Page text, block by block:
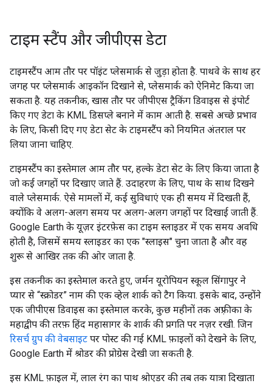
टाइम स्टैंप और जीपीएस डेटा
टाइमस्टैंप आम तौर पर पॉइंट प्लेसमार्क से जुड़ा होता है. पाथवे के साथ हर
जगह पर प्लेसमार्क आइकॉन दिखाने से, प्लेसमार्क को ऐनिमेट किया जा
सकता है. यह तकनीक, खास तौर पर जीपीएस ट्रैकिंग डिवाइस से इंपोर्ट
किए गए डेटा के KML डिसप्ले बनाने में काम आती है. सबसे अच्छे प्रभाव
के लिए, किसी दिए गए डेटा सेट के टाइमस्टैंप को नियमित अंतराल पर
लिया जाना चाहिए.
टाइमस्टैंप का इस्तेमाल आम तौर पर, हल्के डेटा सेट के लिए किया जाता है
जो कई जगहों पर दिखाए जाते हैं. उदाहरण के लिए, पाथ के साथ दिखने
वाले प्लेसमार्क. ऐसे मामलों में, कई सुविधाएं एक ही समय में दिखती हैं,
क्योंकि वे अलग-अलग समय पर अलग-अलग जगहों पर दिखाई जाती हैं.
Google Earth के यूज़र इंटरफ़ेस का टाइम स्लाइडर में एक समय अवधि
होती है, जिसमें समय स्लाइडर का एक "स्लाइस" चुना जाता है और वह
शुरू से आखिर तक की ओर जाता है.
इस तकनीक का इस्तेमाल करते हुए, जर्मन यूरोपियन स्कूल सिंगापुर ने
प्यार से “स्क्रोडर” नाम की एक व्हेल शार्क को टैग किया. इसके बाद, उन्होंने
एक जीपीएस डिवाइस का इस्तेमाल करके, कुछ महीनों तक अफ़्रीका के
महाद्वीप की तरफ़ हिंद महासागर के शार्क की प्रगति पर नज़र रखी. जिन
रिसर्च ग्रुप की वेबसाइट पर पोस्ट की गई KML फ़ाइलों को देखने के लिए,
Google Earth में श्रोडर की प्रोग्रेस देखी जा सकती है.
इस KML फ़ाइल में, लाल रंग का पाथ श्रोएडर की तब तक यात्रा दिखाता